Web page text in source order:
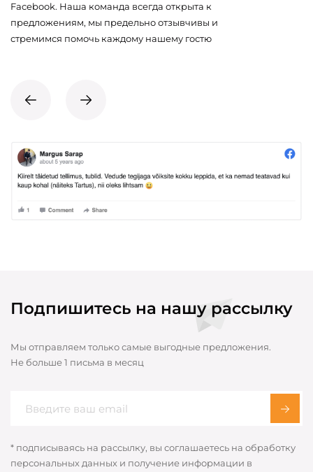
Facebook. Наша команда всегда открыта к
предложениям, мы предельно отзывчивы и
стремимся помочь каждому нашему гостю
Подпишитесь на нашу рассылку
Мы отправляем только самые выгодные предложения.
Не больше 1 письма в месяц
* подписываясь на рассылку, вы соглашаетесь на обработку
персональных данных и получение информации в